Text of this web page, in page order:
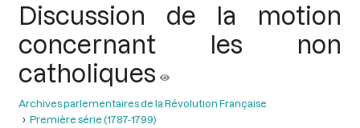
Discussion de la motion
concernant les non
catholiques
Archives parlementaires de la Révolution Française
Première série (1787-1799)